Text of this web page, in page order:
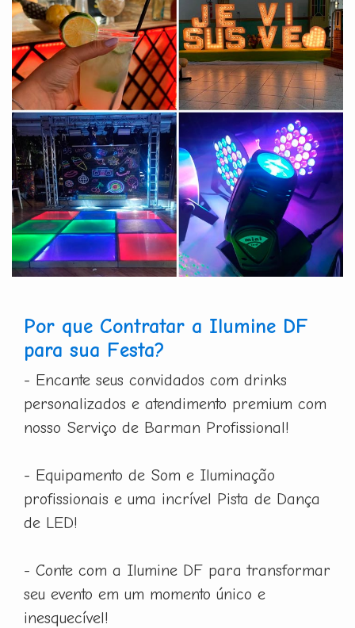
Por que Contratar a Ilumine DF
para sua Festa?
- Encante seus convidados com drinks
personalizados e atendimento premium com
nosso Serviço de Barman Profissional!
- Equipamento de Som e Iluminação
profissionais e uma incrível Pista de Dança
de LED!
- Conte com a Ilumine DF para transformar
seu evento em um momento único e
inesquecível!